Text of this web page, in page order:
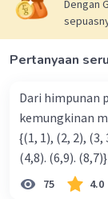
Dengan
Pertanyaan
Dari himpunan
kemungkinan merupakan ko-
{(1, 1), (2, 2), (3, 3), (4,4)} b. {(1, 2), (2,
75 4.0